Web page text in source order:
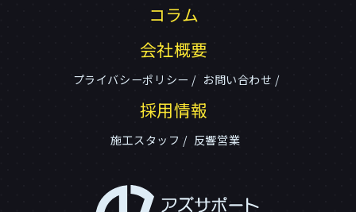
コラム
会社概要
プライバシーポリシー お問い合わせ
採用情報
施工スタッフ 反響営業